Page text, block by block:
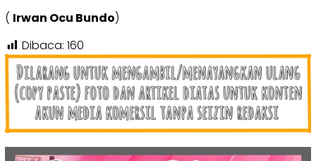
( Irwan Ocu Bundo)
Dibaca: 160